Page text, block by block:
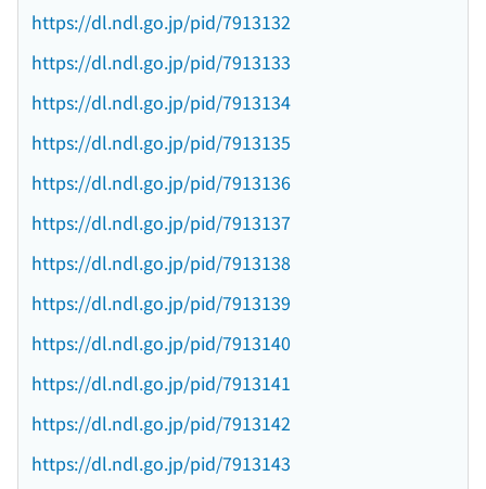
https://dl.ndl.go.jp/pid/7913132
https://dl.ndl.go.jp/pid/7913133
https://dl.ndl.go.jp/pid/7913134
https://dl.ndl.go.jp/pid/7913135
https://dl.ndl.go.jp/pid/7913136
https://dl.ndl.go.jp/pid/7913137
https://dl.ndl.go.jp/pid/7913138
https://dl.ndl.go.jp/pid/7913139
https://dl.ndl.go.jp/pid/7913140
https://dl.ndl.go.jp/pid/7913141
https://dl.ndl.go.jp/pid/7913142
https://dl.ndl.go.jp/pid/7913143